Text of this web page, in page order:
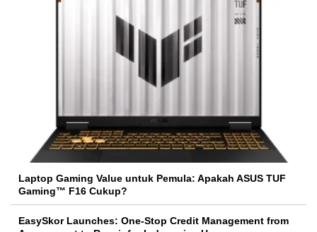
Laptop Gaming Value untuk Pemula: Apakah ASUS TUF
Gaming™ F16 Cukup?
EasySkor Launches: One-Stop Credit Management from